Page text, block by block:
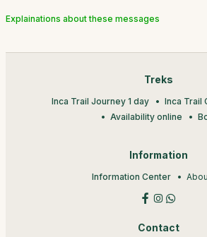
Explainations about these messages
Treks
Inca Trail Journey 1 day
Inca Trail
Availability online
Information
Information Center
Contact